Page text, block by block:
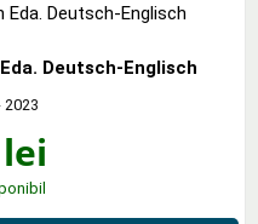
Deutsch-Englisch
2023
lei